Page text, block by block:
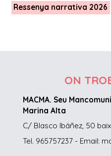
Ressenya narrativa 2026
ON
MACMA. Seu
Marina Alta
C/ Blasco Ibáñez, 50
Tel. 965757237 - Email: